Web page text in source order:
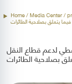
Home/ Media Center /
يتعلق بصلاحية الطائرات
لدعم قطاع النقل
بصلاحية الطائرات